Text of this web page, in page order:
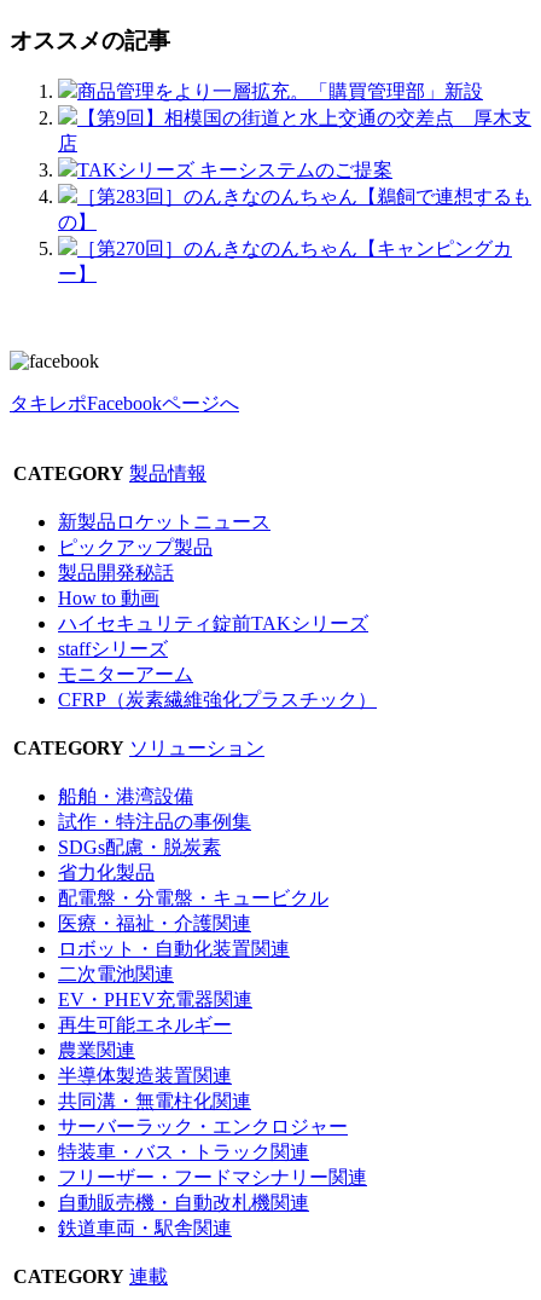
オススメの記事
商品管理をより一層拡充。「購買管理部」新設
【第9回】相模国の街道と水上交通の交差点 厚木支
店
TAKシリーズ キーシステムのご提案
［第283回］のんきなのんちゃん【鵜飼で連想するも
の】
［第270回］のんきなのんちゃん【キャンピングカ
ー】
タキレポFacebookページへ
CATEGORY 製品情報
新製品ロケットニュース
ピックアップ製品
製品開発秘話
How to 動画
ハイセキュリティ錠前TAKシリーズ
staffシリーズ
モニターアーム
CFRP（炭素繊維強化プラスチック）
CATEGORY ソリューション
船舶・港湾設備
試作・特注品の事例集
SDGs配慮・脱炭素
省力化製品
配電盤・分電盤・キュービクル
医療・福祉・介護関連
ロボット・自動化装置関連
二次電池関連
EV・PHEV充電器関連
再生可能エネルギー
農業関連
半導体製造装置関連
共同溝・無電柱化関連
サーバーラック・エンクロジャー
特装車・バス・トラック関連
フリーザー・フードマシナリー関連
自動販売機・自動改札機関連
鉄道車両・駅舎関連
CATEGORY 連載